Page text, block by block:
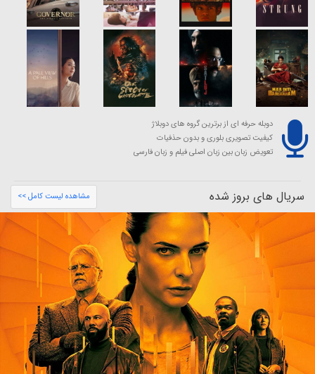
دوبله حرفه ای از برترین گروه های دوبلاژ
کیفیت تصویری بلوری و بدون حذفیات
تعویض زبان بین زبان اصلی فیلم و زبان فارسی
سریال های بروز شده مشاهده لیست کامل >>